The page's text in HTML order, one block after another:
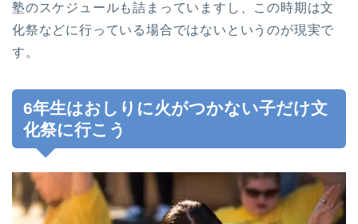
塾のスケジュールも詰まっていますし、この時期は文
化祭などに行っている場合ではないというのが現実で
す。
6年生はおしりに火がつかない子だけ文
化祭に行こう